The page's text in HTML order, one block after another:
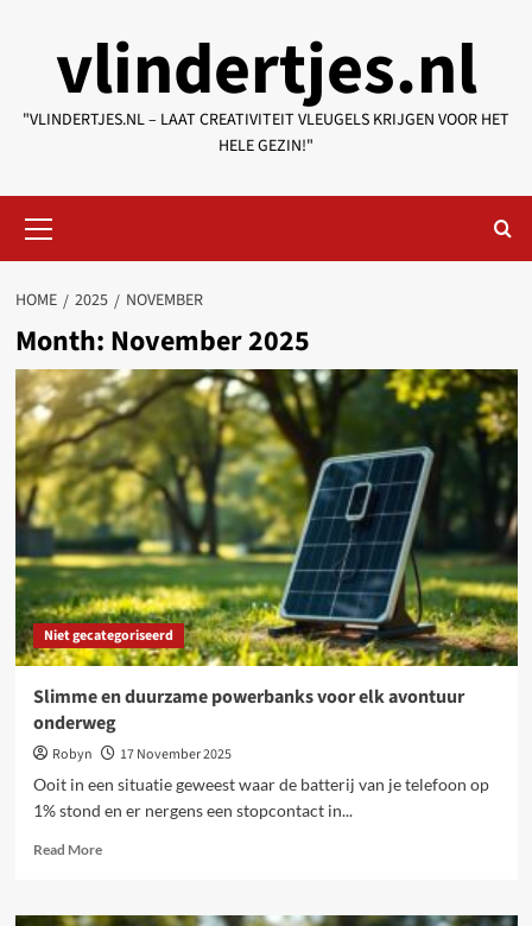
contentvlindertjes.nl
"VLINDERTJES.NL – LAAT CREATIVITEIT VLEUGELS KRIJGEN VOOR HET
HELE GEZIN!"
Menu
HOME 2025 NOVEMBER
Month: November 2025
Niet gecategoriseerd
Slimme en duurzame powerbanks voor elk avontuur
onderweg
Robyn
17 November 2025
Ooit in een situatie geweest waar de batterij van je telefoon op
1% stond en er nergens een stopcontact in...
Read MoreRead
Slimme